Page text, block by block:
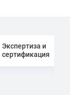
Экспертиза и
сертификация